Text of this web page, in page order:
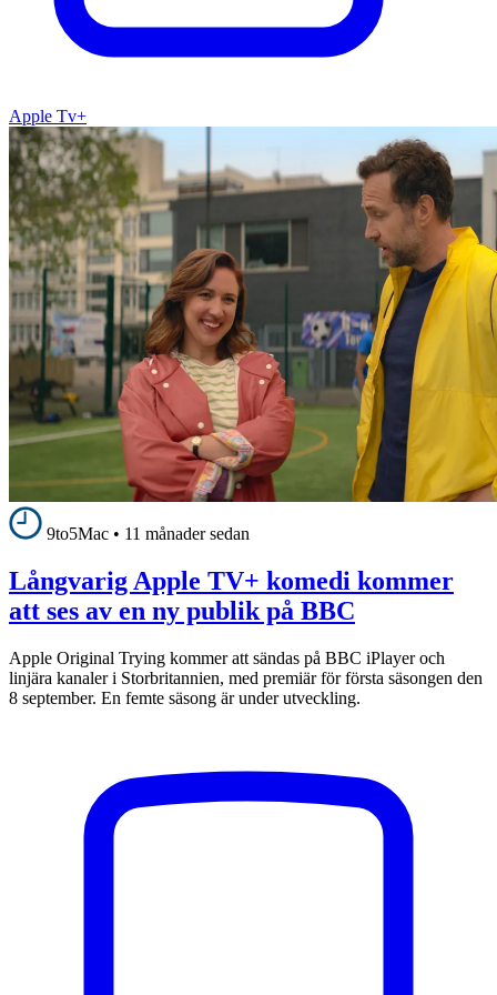
Apple Tv+
9to5Mac • 11 månader sedan
Långvarig Apple TV+ komedi kommer
att ses av en ny publik på BBC
Apple Original Trying kommer att sändas på BBC iPlayer och
linjära kanaler i Storbritannien, med premiär för första säsongen den
8 september. En femte säsong är under utveckling.